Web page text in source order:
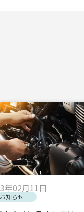
年02月11日
お知らせ